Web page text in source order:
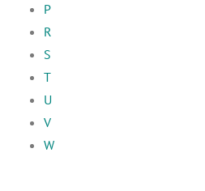
P
R
S
T
U
V
W